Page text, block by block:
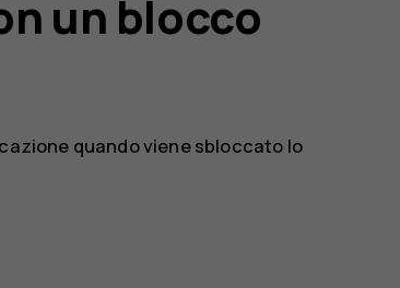
un blocco
quando viene sbloccato lo